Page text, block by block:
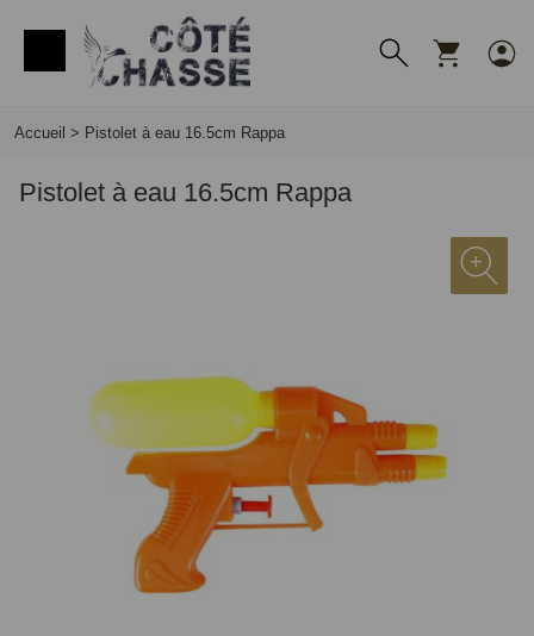
Accueil > Pistolet à eau 16.5cm Rappa
Pistolet à eau 16.5cm Rappa